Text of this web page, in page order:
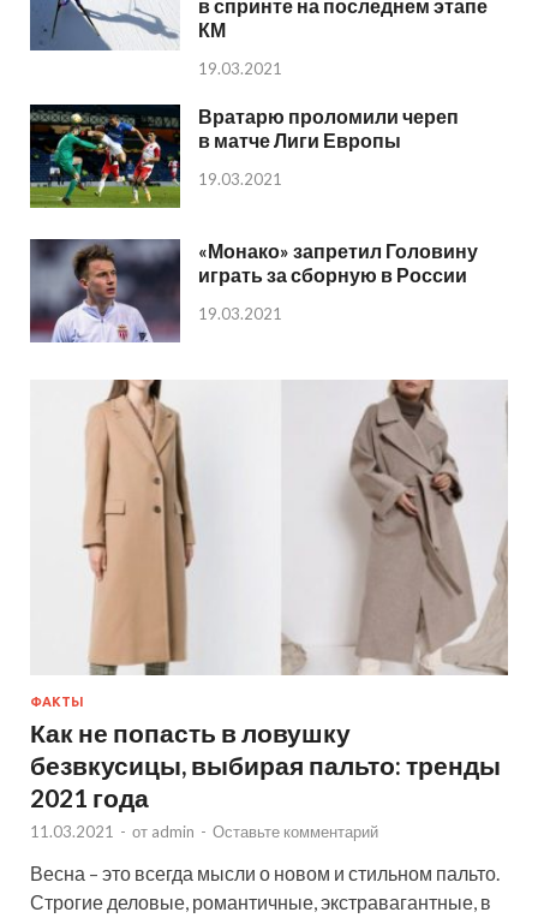
в спринте на последнем этапе
КМ
19.03.2021
Вратарю проломили череп
в матче Лиги Европы
19.03.2021
«Монако» запретил Головину
играть за сборную в России
19.03.2021
ФАКТЫ
Как не попасть в ловушку
безвкусицы, выбирая пальто: тренды
2021 года
11.03.2021 - от admin - Оставьте комментарий
Весна – это всегда мысли о новом и стильном пальто.
Строгие деловые, романтичные, экстравагантные, в